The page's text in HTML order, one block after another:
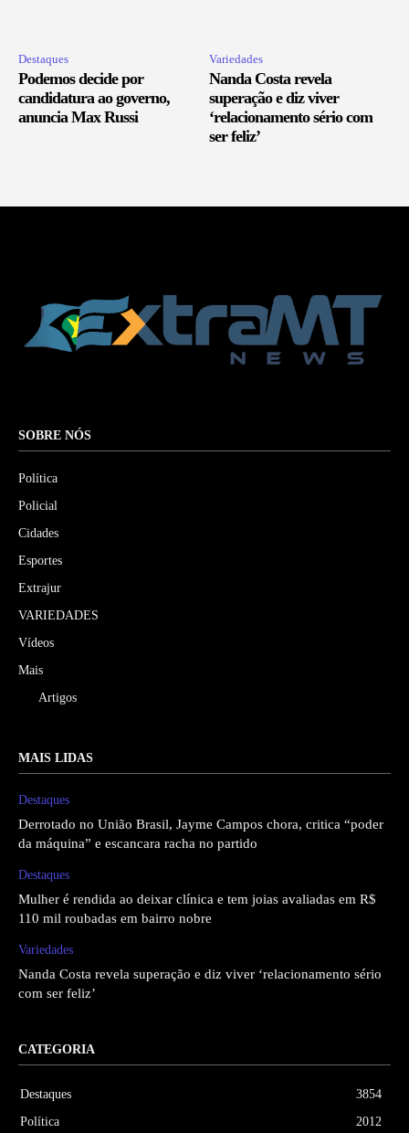
Destaques
Podemos decide por
candidatura ao governo,
anuncia Max Russi
Variedades
Nanda Costa revela
superação e diz viver
‘relacionamento sério com
ser feliz’
SOBRE NÓS
Política
Policial
Cidades
Esportes
Extrajur
VARIEDADES
Vídeos
Mais
Artigos
MAIS LIDAS
Destaques
Derrotado no União Brasil, Jayme Campos chora, critica “poder
da máquina” e escancara racha no partido
Destaques
Mulher é rendida ao deixar clínica e tem joias avaliadas em R$
110 mil roubadas em bairro nobre
Variedades
Nanda Costa revela superação e diz viver ‘relacionamento sério
com ser feliz’
CATEGORIA
Destaques
3854
Política
2012